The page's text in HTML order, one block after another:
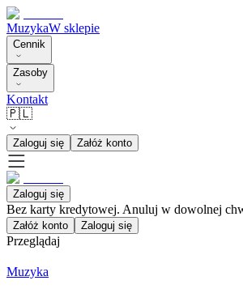
MuzykaW sklepie
Cennik
Zasoby
Kontakt
🇵🇱
Zaloguj się Załóż konto
Zaloguj się
Bez karty kredytowej. Anuluj w dowolnej
Załóż konto Zaloguj się
Przeglądaj
Muzyka